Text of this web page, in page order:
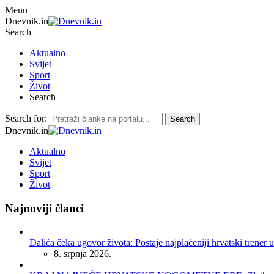
Menu
Dnevnik.in
Search
Aktualno
Svijet
Sport
Život
Search
Search for: Search
Dnevnik.in
Aktualno
Svijet
Sport
Život
Najnoviji članci
Dalića čeka ugovor života: Postaje najplaćeniji hrvatski trener
8. srpnja 2026.